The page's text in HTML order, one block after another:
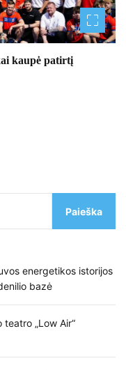
kaupė patirtį
Paieška
energetikos istorijos
bazė
„Low Air“